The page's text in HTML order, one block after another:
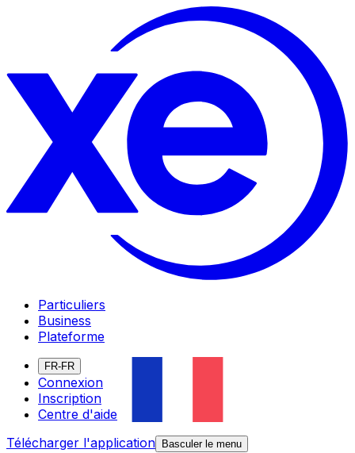
Particuliers
Business
Plateforme
FR-FR
Connexion
Inscription
Centre d'aide
Télécharger l'application
Basculer le menu